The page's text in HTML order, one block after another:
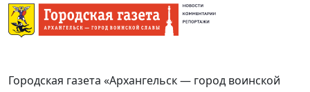
Городская газета «Архангельск — город воинской